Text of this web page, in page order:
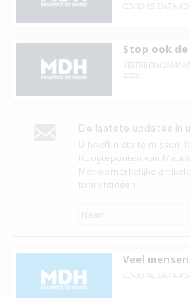
COVID-19, DATA-
Stop ook
2022
De laatste updates in
U hoeft niets te missen.
hoogtepunten van
Met opmerkelijke
toelichtingen.
Naam
Veel
COVID-19, DATA-